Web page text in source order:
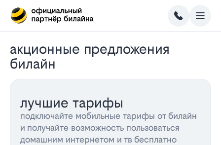
акционные предложения
билайн
лучшие тарифы
подключайте мобильные тарифы от билайн
и получайте возможность пользоваться
домашним интернетом и тв бесплатно